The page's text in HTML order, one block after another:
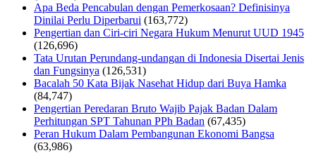
Apa Beda Pencabulan dengan Pemerkosaan? Definisinya
Dinilai Perlu Diperbarui (163,772)
Pengertian dan Ciri-ciri Negara Hukum Menurut UUD 1945
(126,696)
Tata Urutan Perundang-undangan di Indonesia Disertai Jenis
dan Fungsinya (126,531)
Bacalah 50 Kata Bijak Nasehat Hidup dari Buya Hamka
(84,747)
Pengertian Peredaran Bruto Wajib Pajak Badan Dalam
Perhitungan SPT Tahunan PPh Badan (67,435)
Peran Hukum Dalam Pembangunan Ekonomi Bangsa
(63,986)